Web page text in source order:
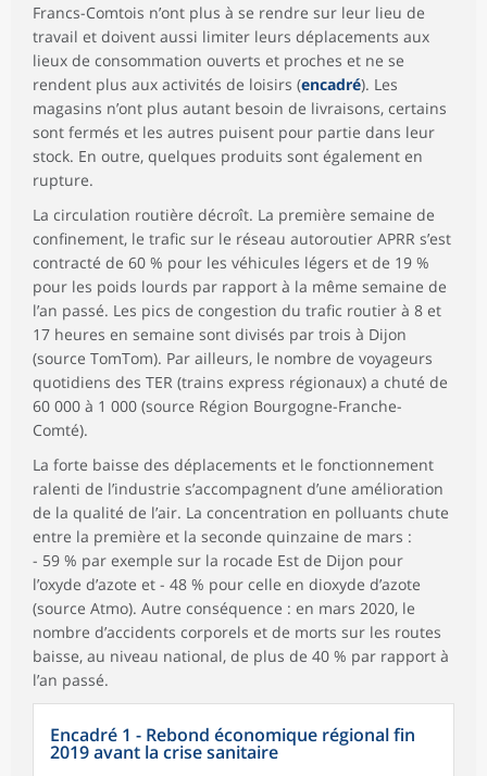
Francs-Comtois n’ont plus à se rendre sur leur lieu de
travail et doivent aussi limiter leurs déplacements aux
lieux de consommation ouverts et proches et ne se
rendent plus aux activités de loisirs (encadré). Les
magasins n’ont plus autant besoin de livraisons, certains
sont fermés et les autres puisent pour partie dans leur
stock. En outre, quelques produits sont également en
rupture.
La circulation routière décroît. La première semaine de
confinement, le trafic sur le réseau autoroutier APRR s’est
contracté de 60 % pour les véhicules légers et de 19 %
pour les poids lourds par rapport à la même semaine de
l’an passé. Les pics de congestion du trafic routier à 8 et
17 heures en semaine sont divisés par trois à Dijon
(source TomTom). Par ailleurs, le nombre de voyageurs
quotidiens des TER (trains express régionaux) a chuté de
60 000 à 1 000 (source Région Bourgogne-Franche-
Comté).
La forte baisse des déplacements et le fonctionnement
ralenti de l’industrie s’accompagnent d’une amélioration
de la qualité de l’air. La concentration en polluants chute
entre la première et la seconde quinzaine de mars :
- 59 % par exemple sur la rocade Est de Dijon pour
l’oxyde d’azote et - 48 % pour celle en dioxyde d’azote
(source Atmo). Autre conséquence : en mars 2020, le
nombre d’accidents corporels et de morts sur les routes
baisse, au niveau national, de plus de 40 % par rapport à
l’an passé.
Encadré 1 - Rebond économique régional fin
2019 avant la crise sanitaire